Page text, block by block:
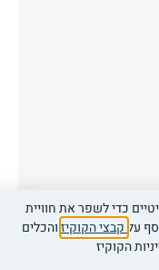
חייג עכשיו
כדי לשפר את חוויית
על קבצי הקוקיזוהכלים
הקוקיז